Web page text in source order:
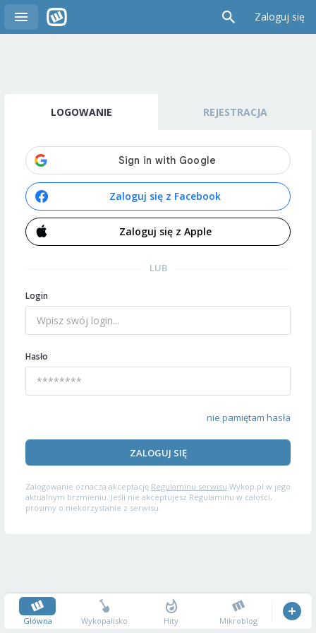
Zaloguj się
LOGOWANIE REJESTRACJA
Zaloguj się z Facebook
Zaloguj się z Apple
LUB
Login
Hasło
nie pamiętam hasła
ZALOGUJ SIĘ
Zalogowanie oznacza akceptację Regulaminu serwisu Wykop.pl w jego
aktualnym brzmieniu. Jeśli nie akceptujesz Regulaminu w całości,
prosimy o niekorzystanie z serwisu.
Główna Wykopalisko Hity Mikroblog